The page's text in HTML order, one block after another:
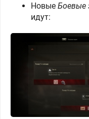
Новые Боевые
идут: